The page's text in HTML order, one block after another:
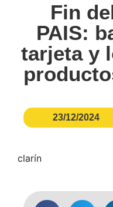
Fin
PAIS:
tarjeta y
23/12/2024
clarín